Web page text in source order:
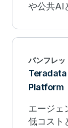
や公共AI
パンフレッ
Platform
エージェ
低コスト